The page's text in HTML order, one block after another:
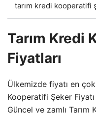
tarım kredi kooperatifi
Tarım Kredi
Fiyatları
Ülkemizde fiyatı en çok
Kooperatifi Şeker
Güncel ve zamlı Tarım